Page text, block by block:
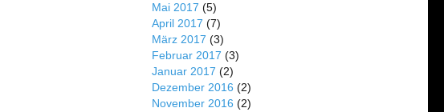
Mai 2017 (5)
April 2017 (7)
März 2017 (3)
Februar 2017 (3)
Januar 2017 (2)
Dezember 2016 (2)
November 2016 (2)